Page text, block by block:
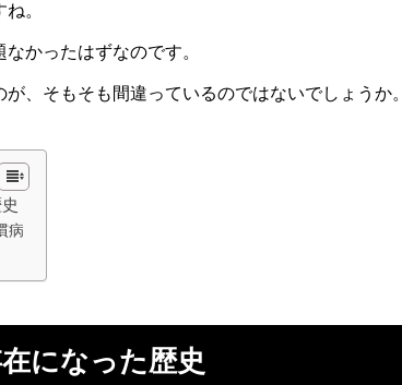
。
かったはずなのです。
、そもそも間違っているのではないでしょうか。
病
になった歴史